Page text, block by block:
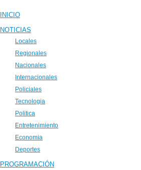
INICIO
NOTICIAS
Locales
Regionales
Nacionales
Internacionales
Policiales
Tecnologia
Politica
Entretenimiento
Economia
Deportes
PROGRAMACIÓN